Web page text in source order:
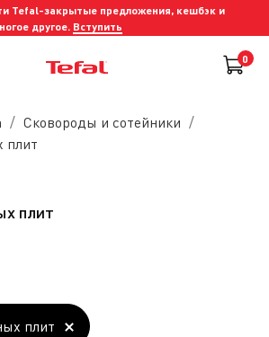
Tefal-закрытые предложения, кешбэк и
другое. Вступить
0
Сковороды и cотейники
плит
плит
плит